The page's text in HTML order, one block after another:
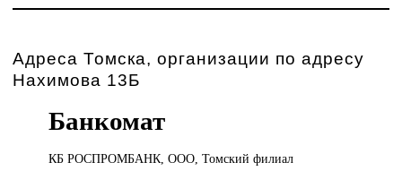
Адреса Томска, организации по адресу
Нахимова 13Б
Банкомат
КБ РОСПРОМБАНК,ООО, Томский филиал